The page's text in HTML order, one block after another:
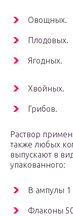
Овощных.
Плодовых.
Ягодных.
Хвойных.
Грибов.
Раствор
также любых
выпускают в
упакованного:
В ампулы 1
Флаконы